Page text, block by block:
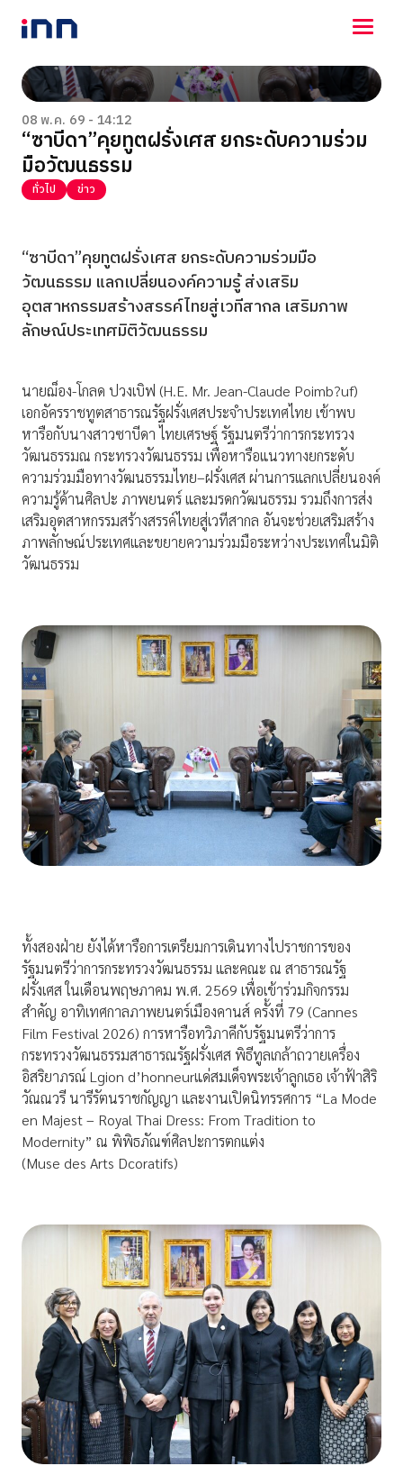
NEWS
ENTERTAINMENT
LIFESTYLE
HOROSCOPE
LOTTERY
VIDEO
08 พ.ค. 69 - 14:12
“ซาบีดา”คุยทูตฝรั่งเศส ยกระดับความร่วม
มือวัฒนธรรม
ทั่วไป ข่าว
“ซาบีดา”คุยทูตฝรั่งเศส ยกระดับความร่วมมือ
วัฒนธรรม แลกเปลี่ยนองค์ความรู้ ส่งเสริม
อุตสาหกรรมสร้างสรรค์ไทยสู่เวทีสากล เสริมภาพ
ลักษณ์ประเทศมิติวัฒนธรรม
นายฌ็อง-โกลด ปวงเบิฟ (H.E. Mr. Jean-Claude Poimb?uf)
เอกอัครราชทูตสาธารณรัฐฝรั่งเศสประจำประเทศไทย เข้าพบ
หารือกับนางสาวซาบีดา ไทยเศรษฐ์ รัฐมนตรีว่าการกระทรวง
วัฒนธรรมณ กระทรวงวัฒนธรรม เพื่อหารือแนวทางยกระดับ
ความร่วมมือทางวัฒนธรรมไทย–ฝรั่งเศส ผ่านการแลกเปลี่ยนองค์
ความรู้ด้านศิลปะ ภาพยนตร์ และมรดกวัฒนธรรม รวมถึงการส่ง
เสริมอุตสาหกรรมสร้างสรรค์ไทยสู่เวทีสากล อันจะช่วยเสริมสร้าง
ภาพลักษณ์ประเทศและขยายความร่วมมือระหว่างประเทศในมิติ
วัฒนธรรม
ทั้งสองฝ่าย ยังได้หารือการเตรียมการเดินทางไปราชการของ
รัฐมนตรีว่าการกระทรวงวัฒนธรรม และคณะ ณ สาธารณรัฐ
ฝรั่งเศส ในเดือนพฤษภาคม พ.ศ. 2569 เพื่อเข้าร่วมกิจกรรม
สำคัญ อาทิเทศกาลภาพยนตร์เมืองคานส์ ครั้งที่ 79 (Cannes
Film Festival 2026) การหารือทวิภาคีกับรัฐมนตรีว่าการ
กระทรวงวัฒนธรรมสาธารณรัฐฝรั่งเศส พิธีทูลเกล้าถวายเครื่อง
อิสริยาภรณ์ Lgion d’honneurแด่สมเด็จพระเจ้าลูกเธอ เจ้าฟ้าสิริ
วัณณวรี นารีรัตนราชกัญญา และงานเปิดนิทรรศการ “La Mode
en Majest – Royal Thai Dress: From Tradition to
Modernity” ณ พิพิธภัณฑ์ศิลปะการตกแต่ง
(Muse des Arts Dcoratifs)